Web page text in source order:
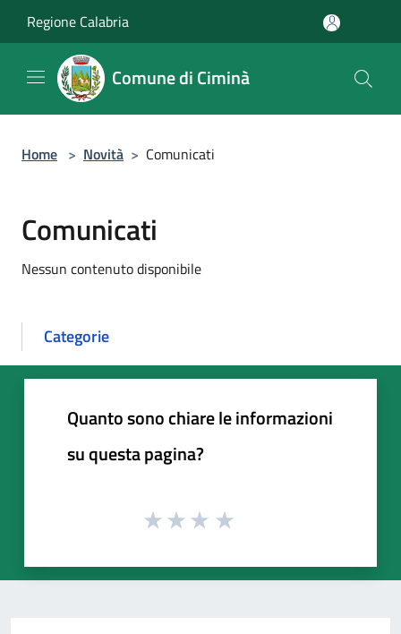
Regione Calabria
Comune di Ciminà
Home > Novità > Comunicati
Comunicati
Nessun contenuto disponibile
Categorie
Quanto sono chiare le informazioni
su questa pagina?